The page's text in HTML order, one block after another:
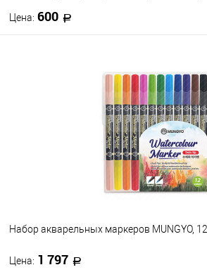
Цена: 600
В
Набор акварельных маркеров MUNGYO,
Цена: 1 797